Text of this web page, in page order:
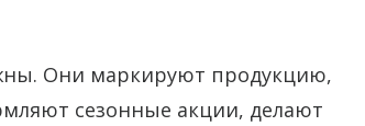
Они маркируют продукцию,
сезонные акции, делают